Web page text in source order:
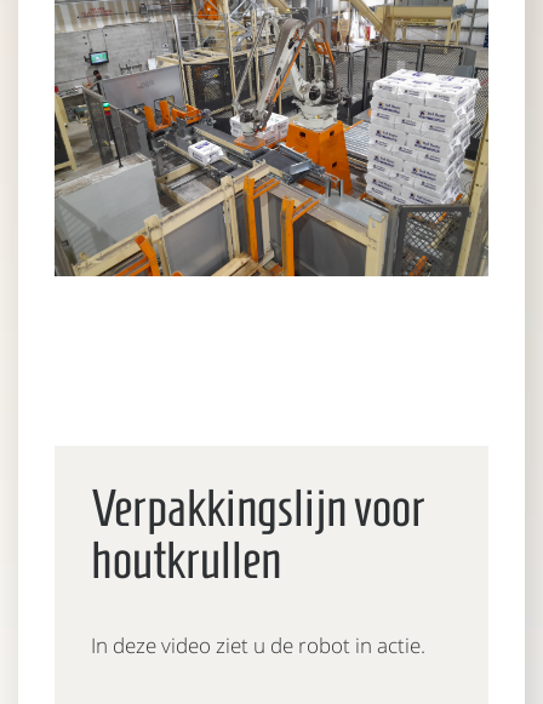
Verpakkingslijn voor
houtkrullen
In deze video ziet u de robot in actie.